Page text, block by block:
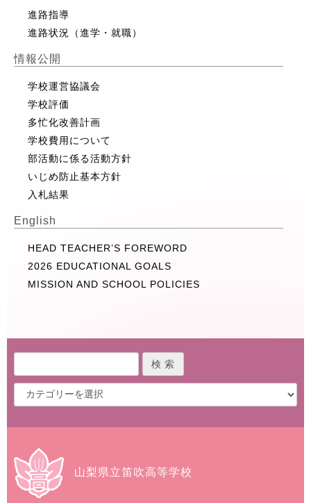
進路指導
進路状況（進学・就職）
情報公開
学校運営協議会
学校評価
多忙化改善計画
学校費用について
部活動に係る活動方針
いじめ防止基本方針
入札結果
English
HEAD TEACHER’S FOREWORD
2026 EDUCATIONAL GOALS
MISSION AND SCHOOL POLICIES
山梨県立笛吹高等学校